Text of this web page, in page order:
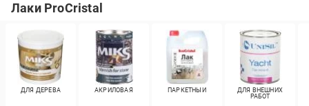
Лаки ProCristal
ДЛЯ ДЕРЕВА АКРИЛОВАЯ ПАРКЕТНЫЙ
ДЛЯ ВНЕШНИХ
РАБОТ